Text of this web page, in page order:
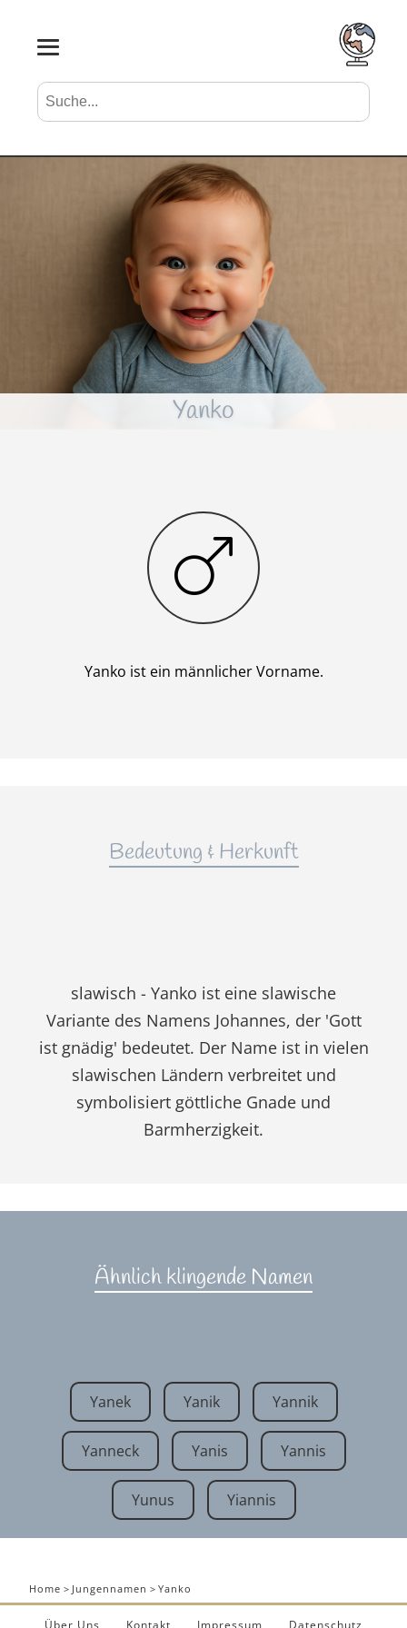
Suche nach Vornamen Search
Yanko
Junge
Yanko ist ein männlicher Vorname.
Bedeutung & Herkunft
slawisch - Yanko ist eine slawische
Variante des Namens Johannes, der 'Gott
ist gnädig' bedeutet. Der Name ist in vielen
slawischen Ländern verbreitet und
symbolisiert göttliche Gnade und
Barmherzigkeit.
Ähnlich klingende Namen
Yanek Yanik Yannik
Yanneck Yanis Yannis
Yunus Yiannis
Home > Jungennamen >Yanko
Über Uns Kontakt Impressum Datenschutz